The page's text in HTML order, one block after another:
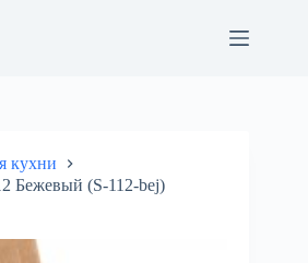
кухни
Бежевый (S-112-bej)